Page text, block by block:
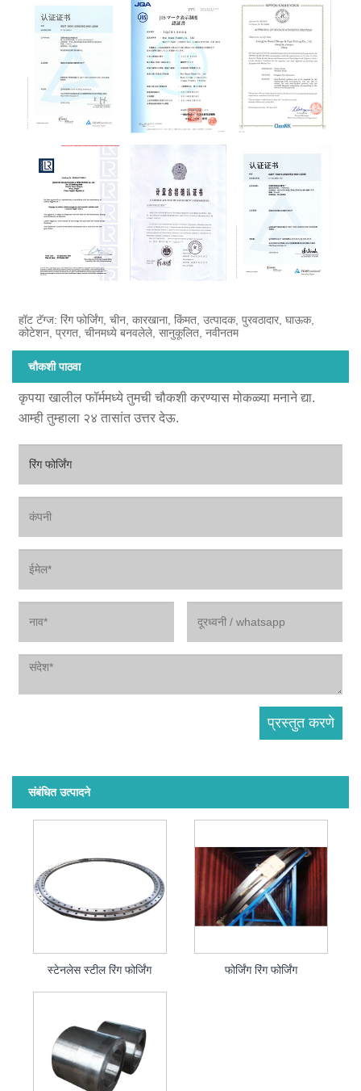
हॉट टॅग्ज: रिंग फोर्जिंग, चीन, कारखाना, किंमत, उत्पादक, पुरवठादार, घाऊक,
कोटेशन, प्रगत, चीनमध्ये बनवलेले, सानुकूलित, नवीनतम
चौकशी पाठवा
कृपया खालील फॉर्ममध्ये तुमची चौकशी करण्यास मोकळ्या मनाने द्या.
आम्ही तुम्हाला २४ तासांत उत्तर देऊ.
संबंधित उत्पादने
स्टेनलेस स्टील रिंग फोर्जिंग फोर्जिंग रिंग फोर्जिंग